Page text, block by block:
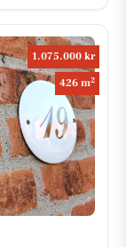
1.075.000 kr
426 m2